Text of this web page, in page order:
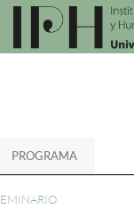
PROGRAMA